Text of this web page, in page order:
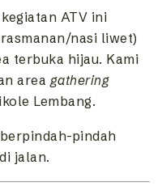
ATV ini
nasi liwet)
terbuka hijau. Kami
area gathering
Lembang.
pindah
jalan.